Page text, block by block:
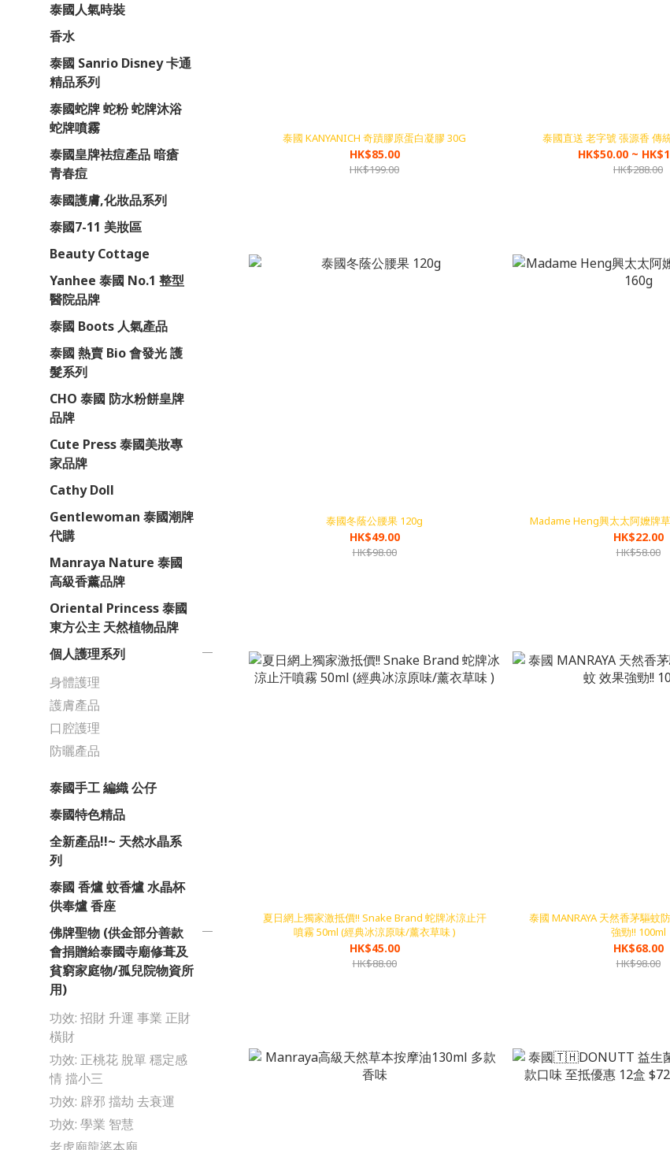
泰國人氣時裝
香水
泰國 Sanrio Disney 卡通
精品系列
泰國蛇牌 蛇粉 蛇牌沐浴
蛇牌噴霧
泰國皇牌袪痘產品 暗瘡
青春痘
泰國護膚,化妝品系列
泰國7-11 美妝區
Beauty Cottage
Yanhee 泰國 No.1 整型
醫院品牌
泰國 Boots 人氣產品
泰國 熱賣 Bio 會發光 護
髮系列
CHO 泰國 防水粉餅皇牌
品牌
Cute Press 泰國美妝專
家品牌
Cathy Doll
Gentlewoman 泰國潮牌
代購
Manraya Nature 泰國
高級香薰品牌
Oriental Princess 泰國
東方公主 天然植物品牌
個人護理系列
身體護理
護膚產品
口腔護理
防曬產品
泰國手工 編織 公仔
泰國特色精品
全新產品!!~ 天然水晶系
列
泰國 香爐 蚊香爐 水晶杯
供奉爐 香座
佛牌聖物 (供金部分善款
會捐贈給泰國寺廟修葺及
貧窮家庭物/孤兒院物資所
用)
功效: 招財 升運 事業 正財
橫財
功效: 正桃花 脫單 穩定感
情 擋小三
功效: 辟邪 擋劫 去衰運
功效: 學業 智慧
泰國 KANYANICH 奇蹟膠原蛋白凝膠 30G
HK$85.00
HK$199.00
泰國直送 老字號 張源香 傳
HK$50.00 ~
HK$288.00
泰國冬蔭公腰果 120g
HK$49.00
HK$98.00
Madame Heng興太太阿嬤牌
HK$22.00
HK$58.00
夏日網上獨家激抵價!! Snake Brand 蛇牌冰涼止汗
噴霧 50ml (經典冰涼原味/薰衣草味 )
HK$45.00
HK$88.00
泰國 MANRAYA 天然香茅驅蚊
強勁!! 100ml
HK$68.00
HK$98.00